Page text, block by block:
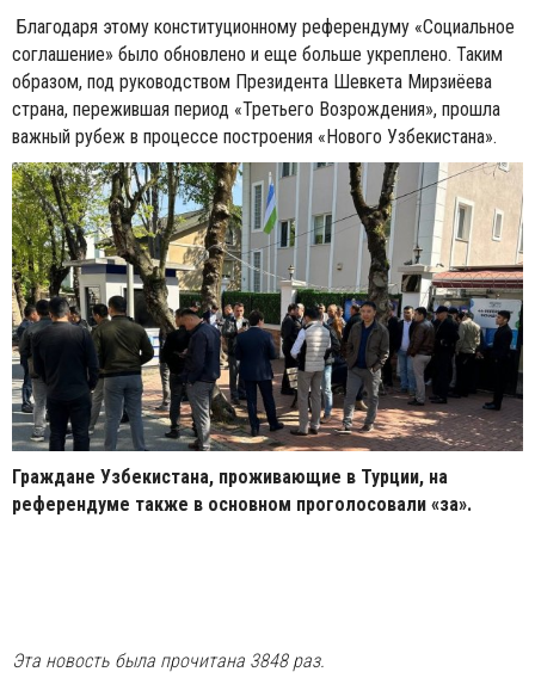
Благодаря этому конституционному референдуму «Социальное
соглашение» было обновлено и еще больше укреплено. Таким
образом, под руководством Президента Шевкета Мирзиёева
страна, пережившая период «Третьего Возрождения», прошла
важный рубеж в процессе построения «Нового Узбекистана».
Граждане Узбекистана, проживающие в Турции, на
референдуме также в основном проголосовали «за».
Эта новость была прочитана 3848 раз.